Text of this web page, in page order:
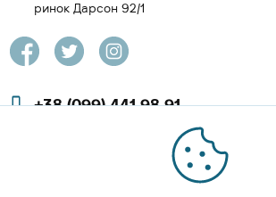
ринок Дарсон 92/1
+38 (099) 441 98 91
+38 (097) 423 08 00
zachesa86@gmail.com